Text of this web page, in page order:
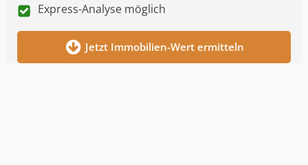
Express-Analyse möglich
Jetzt Immobilien-Wert ermitteln